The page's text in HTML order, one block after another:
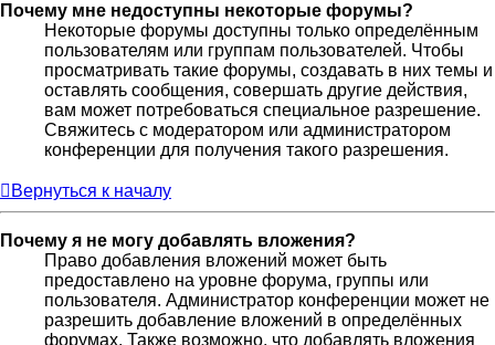
Почему мне недоступны некоторые форумы?
Некоторые форумы доступны только определённым
пользователям или группам пользователей. Чтобы
просматривать такие форумы, создавать в них темы и
оставлять сообщения, совершать другие действия,
вам может потребоваться специальное разрешение.
Свяжитесь с модератором или администратором
конференции для получения такого разрешения.
Вернуться к началу
Почему я не могу добавлять вложения?
Право добавления вложений может быть
предоставлено на уровне форума, группы или
пользователя. Администратор конференции может не
разрешить добавление вложений в определённых
форумах. Также возможно, что добавлять вложения